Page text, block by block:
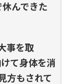
んできた
事を取
て身体を消
方もされて